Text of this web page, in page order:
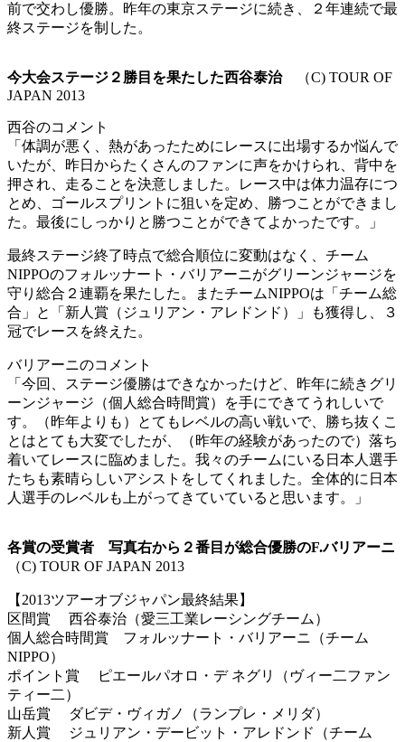
前で交わし優勝。昨年の東京ステージに続き、２年連続で最
終ステージを制した。
今大会ステージ２勝目を果たした西谷泰治（C) TOUR OF
JAPAN 2013
西谷のコメント
「体調が悪く、熱があったためにレースに出場するか悩んで
いたが、昨日からたくさんのファンに声をかけられ、背中を
押され、走ることを決意しました。レース中は体力温存につ
とめ、ゴールスプリントに狙いを定め、勝つことができまし
た。最後にしっかりと勝つことができてよかったです。」
最終ステージ終了時点で総合順位に変動はなく、チーム
NIPPOのフォルッナート・バリアーニがグリーンジャージを
守り総合２連覇を果たした。またチームNIPPOは「チーム総
合」と「新人賞（ジュリアン・アレドンド）」も獲得し、３
冠でレースを終えた。
バリアーニのコメント
「今回、ステージ優勝はできなかったけど、昨年に続きグリ
ーンジャージ（個人総合時間賞）を手にできてうれしいで
す。（昨年よりも）とてもレベルの高い戦いで、勝ち抜くこ
とはとても大変でしたが、（昨年の経験があったので）落ち
着いてレースに臨めました。我々のチームにいる日本人選手
たちも素晴らしいアシストをしてくれました。全体的に日本
人選手のレベルも上がってきていていると思います。」
各賞の受賞者 写真右から２番目が総合優勝のF.バリアーニ
（C) TOUR OF JAPAN 2013
【2013ツアーオブジャパン最終結果】
区間賞 西谷泰治（愛三工業レーシングチーム）
個人総合時間賞 フォルッナート・バリアーニ（チーム
NIPPO）
ポイント賞 ピエールパオロ・デ ネグリ（ヴィー二ファン
ティー二）
山岳賞 ダビデ・ヴィガノ（ランプレ・メリダ）
新人賞 ジュリアン・デービット・アレドンド（チーム